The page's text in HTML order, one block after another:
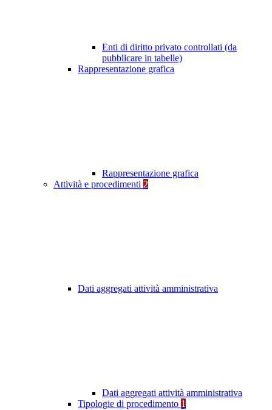
Enti di diritto privato controllati (da
pubblicare in tabelle)
Rappresentazione grafica
Rappresentazione grafica
Attività e procedimenti 2
Dati aggregati attività amministrativa
Dati aggregati attività amministrativa
Tipologie di procedimento 1